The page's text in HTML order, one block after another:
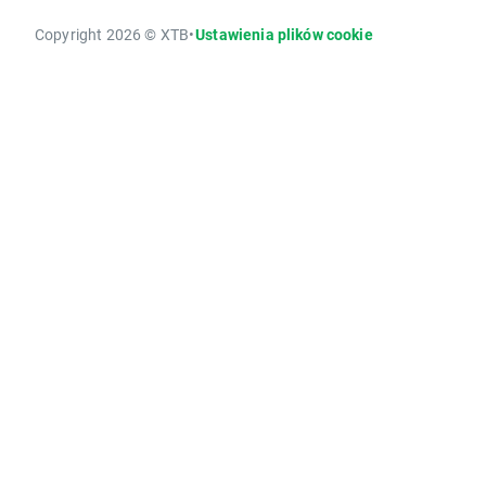
Copyright 2026 © XTB•Ustawienia plików cookie